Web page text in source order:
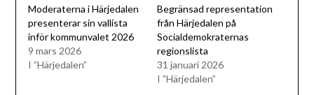
Moderaterna i Härjedalen
presenterar sin vallista
inför kommunvalet 2026
9 mars 2026
I ”Härjedalen”
Begränsad representation
från Härjedalen på
Socialdemokraternas
regionslista
31 januari 2026
I ”Härjedalen”